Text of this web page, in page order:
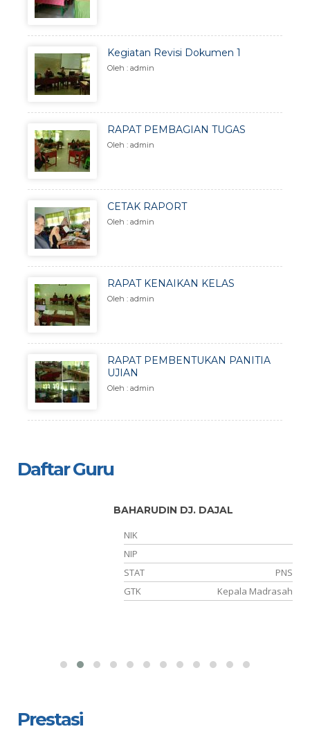
Kegiatan Revisi Dokumen 1
Oleh : admin
RAPAT PEMBAGIAN TUGAS
Oleh : admin
CETAK RAPORT
Oleh : admin
RAPAT KENAIKAN KELAS
Oleh : admin
RAPAT PEMBENTUKAN PANITIA
UJIAN
Oleh : admin
Daftar Guru
BAHARUDIN DJ. DAJAL
NIK
NIP
STAT
PNS
GTK
Kepala Madrasah
Prestasi